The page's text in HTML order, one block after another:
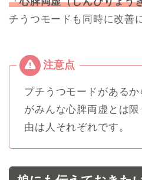
チうつモードも同時に改
プチうつモードがある
がみんな心脾両虚とは
由は人それぞれです。